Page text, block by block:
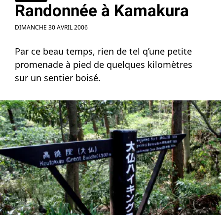
Randonnée à Kamakura
DIMANCHE 30 AVRIL 2006
Par ce beau temps, rien de tel q’une petite
promenade à pied de quelques kilomètres
sur un sentier boisé.